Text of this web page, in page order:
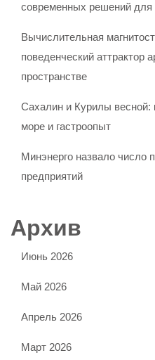
современных решений
Вычислительная
поведенческий аттрактор
пространстве
Сахалин и Курилы весной:
море и гастроопыт
Минэнерго назвало число
предприятий
Архив
Июнь 2026
Май 2026
Апрель 2026
Март 2026